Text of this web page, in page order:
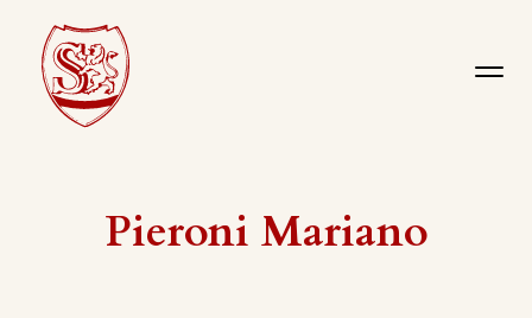
Pieroni Mariano